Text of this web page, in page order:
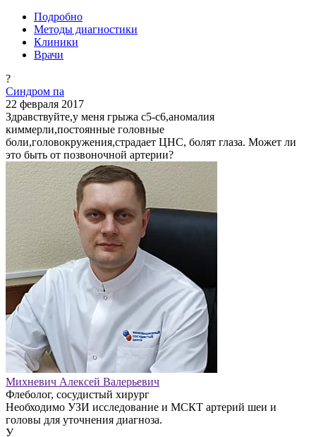
Подробно
Методы диагностики
Клиники
Врачи
?
Синдром па
22 февраля 2017
Здравствуйте,у меня грыжа с5-с6,аномалия
киммерли,постоянные головные
боли,головокружения,страдает ЦНС, болят глаза. Может ли
это быть от позвоночной артерии?
Михневич Алексей Валерьевич
Флеболог, сосудистый хирург
Необходимо УЗИ исследование и МСКТ артерий шеи и
головы для уточнения диагноза.
У